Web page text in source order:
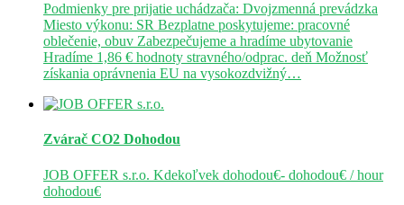
Podmienky pre prijatie uchádzača: Dvojzmenná prevádzka
Miesto výkonu: SR Bezplatne poskytujeme: pracovné
oblečenie, obuv Zabezpečujeme a hradíme ubytovanie
Hradíme 1,86 € hodnoty stravného/odprac. deň Možnosť
získania oprávnenia EU na vysokozdvižný…
Zvárač CO2 Dohodou
JOB OFFER s.r.o. Kdekoľvek dohodou€- dohodou€ / hour
dohodou€